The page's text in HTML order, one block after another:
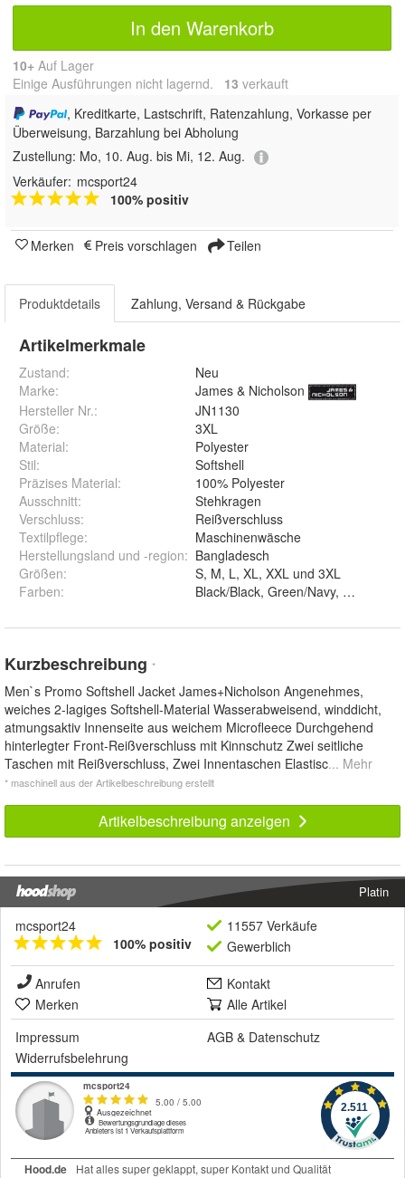
In den Warenkorb
10+ Auf Lager
Einige Ausführungen nicht lagernd. 13 verkauft
, Kreditkarte, Lastschrift, Ratenzahlung, Vorkasse per
Überweisung, Barzahlung bei Abholung
Zustellung: Mo, 10. Aug. bis Mi, 12. Aug.
Verkäufer: mcsport24
100% positiv
Merken Preis vorschlagen Teilen
Produktdetails Zahlung, Versand & Rückgabe
Artikelmerkmale
Zustand:
Neu
Marke:
James & Nicholson
Hersteller Nr.:
JN1130
Größe:
3XL
Material:
Polyester
Stil:
Softshell
Präzises Material:
100% Polyester
Ausschnitt:
Stehkragen
Verschluss:
Reißverschluss
Textilpflege:
Maschinenwäsche
Herstellungsland und -region: Bangladesch
Größen:
S, M, L, XL, XXL und 3XL
Farben:
Kurzbeschreibung *
Men`s Promo Softshell Jacket James+Nicholson Angenehmes,
weiches 2-lagiges Softshell-Material Wasserabweisend, winddicht,
atmungsaktiv Innenseite aus weichem Microfleece Durchgehend
hinterlegter Front-Reißverschluss mit Kinnschutz Zwei seitliche
Taschen mit Reißverschluss, Zwei Innentaschen Elastisc... Mehr
* maschinell aus der Artikelbeschreibung erstellt
Artikelbeschreibung anzeigen
Platin
mcsport24
100% positiv
11557 Verkäufe
Gewerblich
Anrufen
Kontakt
Merken
Alle Artikel
Impressum
AGB & Datenschutz
Widerrufsbelehrung